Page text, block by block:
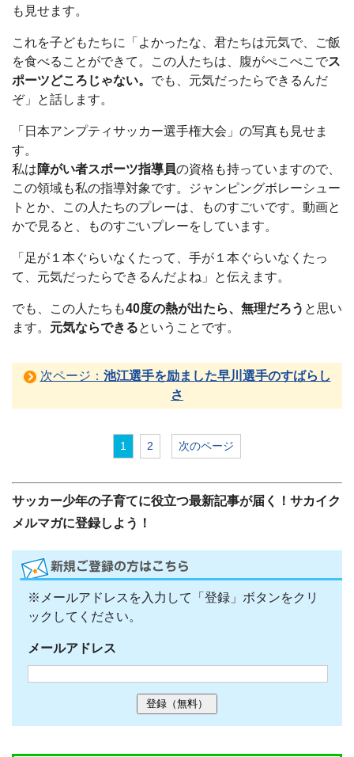
も見せます。
これを子どもたちに「よかったな、君たちは元気で、ご飯
を食べることができて。この人たちは、腹がぺこぺこでス
ポーツどころじゃない。 でも、元気だったらできるんだ
ぞ」と話します。
「日本アンプティサッカー選手権大会」の写真も見せま
す。
私は障がい者スポーツ指導員の資格も持っていますので、
この領域も私の指導対象です。ジャンピングボレーシュー
トとか、この人たちのプレーは、ものすごいです。動画と
かで見ると、ものすごいプレーをしています。
「足が１本ぐらいなくたって、手が１本ぐらいなくたっ
て、元気だったらできるんだよね」と伝えます。
でも、この人たちも40度の熱が出たら、無理だろう と思い
ます。 元気ならできるということです。
次ページ： 池江選手を励ました早川選手のすばらし
さ
1 2 次のページ
サッカー少年の子育てに役立つ最新記事が届く！サカイク
メルマガに登録しよう！
※メールアドレスを入力して「登録」ボタンをクリ
ックしてください。
メールアドレス